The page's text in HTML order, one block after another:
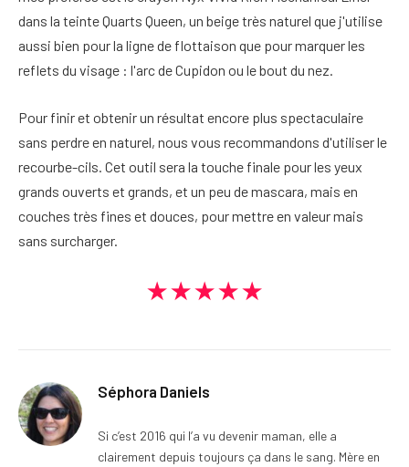
dans la teinte Quarts Queen, un beige très naturel que j'utilise
aussi bien pour la ligne de flottaison que pour marquer les
reflets du visage : l'arc de Cupidon ou le bout du nez.
Pour finir et obtenir un résultat encore plus spectaculaire
sans perdre en naturel, nous vous recommandons d'utiliser le
recourbe-cils. Cet outil sera la touche finale pour les yeux
grands ouverts et grands, et un peu de mascara, mais en
couches très fines et douces, pour mettre en valeur mais
sans surcharger.
★★★★★
Séphora Daniels
Si c’est 2016 qui l’a vu devenir maman, elle a
clairement depuis toujours ça dans le sang. Mère en